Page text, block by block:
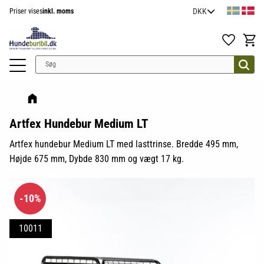
Priser visesinkl. moms
Favoritter
Artfex Hundebur Medium LT
Artfex hundebur Medium LT med lasttrinse. Bredde 495 mm,
Højde 675 mm, Dybde 830 mm og vægt 17 kg.
10%
10011